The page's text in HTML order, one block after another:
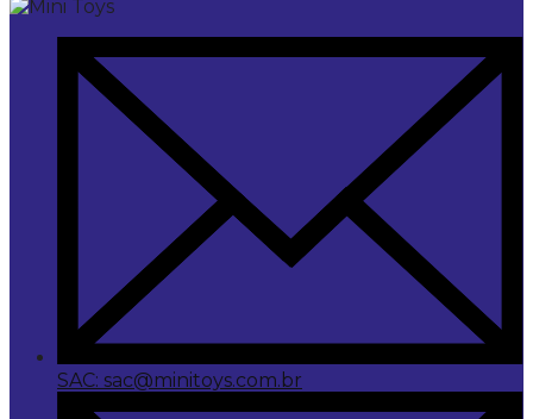
SAC: sac@minitoys.com.br